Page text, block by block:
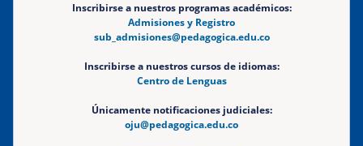
Inscribirse a nuestros programas académicos:
Admisiones y Registro
sub_admisiones@pedagogica.edu.co
Inscribirse a nuestros cursos de idiomas:
Centro de Lenguas
Únicamente notificaciones judiciales:
oju@pedagogica.edu.co